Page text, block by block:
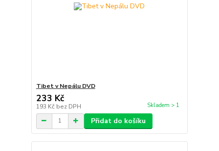
Tibet v Nepálu DVD
233 Kč
193 Kč bez DPH Skladem > 1
Přidat do košíku